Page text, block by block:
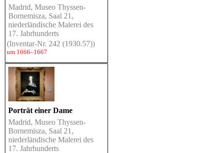
Madrid, Museo Thyssen-
Bornemisza, Saal 21,
niederländische Malerei des
17. Jahrhunderts
(Inventar-Nr. 242 (1930.57))
um 1666–1667
Porträt einer Dame
Madrid, Museo Thyssen-
Bornemisza, Saal 21,
niederländische Malerei des
17. Jahrhunderts